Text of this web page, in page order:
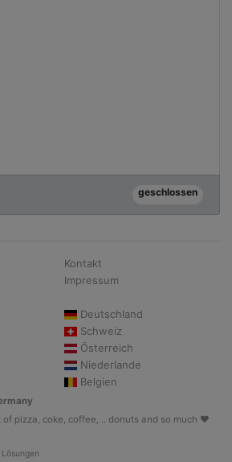
geschlossen
Kontakt
Impressum
Deutschland
Schweiz
Österreich
Niederlande
Belgien
pizza, coke, coffee, .. donuts and so much ♥